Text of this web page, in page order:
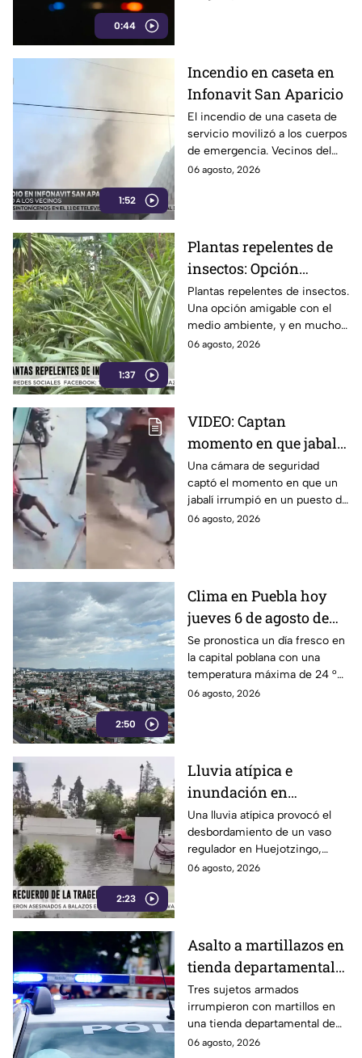
0:44
1:52
Incendio en caseta en
Infonavit San Aparicio
El incendio de una caseta de
servicio movilizó a los cuerpos
de emergencia. Vecinos del
Infonavit san Aparicio
06 agosto, 2026
1:37
Plantas repelentes de
insectos: Opción
amigable con el medio
ambiente
Plantas repelentes de insectos.
Una opción amigable con el
medio ambiente, y en muchos
casos, incluso más económica
06 agosto, 2026
VIDEO: Captan
momento en que jabalí
irrumpió en un puesto
de té y embistió a
clientes en India
Una cámara de seguridad
captó el momento en que un
jabalí irrumpió en un puesto de
té ubicado junto a una
06 agosto, 2026
2:50
Clima en Puebla hoy
jueves 6 de agosto de
2026: se prevén lluvias
fuertes y cielo nublado
Se pronostica un día fresco en
la capital poblana con una
temperatura máxima de 24 °C
y alta probabilidad de
06 agosto, 2026
2:23
Lluvia atípica e
inundación en
Hacienda Los Sauces,
Huejotzingo: reparan
barda tras colapso
Una lluvia atípica provocó el
desbordamiento de un vaso
regulador en Huejotzingo,
afectando viviendas y
06 agosto, 2026
Asalto a martillazos en
tienda departamental
de Panzacola, Tlaxcala:
roban celulares y
efectivo
Tres sujetos armados
irrumpieron con martillos en
una tienda departamental de
Panzacola, Papalotla, para
06 agosto, 2026